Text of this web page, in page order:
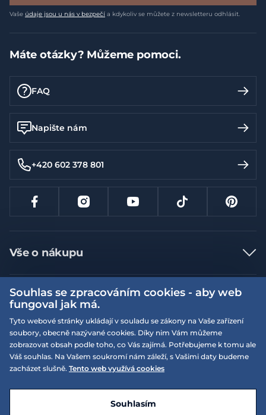
Vaše údaje jsou u nás v bezpečí a kdykoliv se můžete z newsletteru odhlásit.
Máte otázky? Můžeme pomoci.
FAQ
Napište nám
+420 602 378 801
Vše o nákupu
Jak nakupovat
Nejčastější dotazy
Doprava a platba
Vrácení a výměna zboží
Reklamace
Velikostní tabulky
Více informací
Obchodní podmínky
Podmínky EQS věrnostního klubu
On-line katalogy
Naše prodejny
EQS Rudná
E-shop vytvořila a technicky zajišťujeSIMPLIA.cz
Souhlas se zpracováním cookies - aby web
fungoval jak má.
Tyto webové stránky ukládají v souladu se zákony na Vaše zařízení
soubory, obecně nazývané cookies. Díky nim Vám můžeme
zobrazovat obsah podle toho, co Vás zajímá. Potřebujeme k tomu ale
Váš souhlas. Na Vašem soukromí nám záleží, s Vašimi daty budeme
zacházet slušně. Tento web využívá cookies
Souhlasím